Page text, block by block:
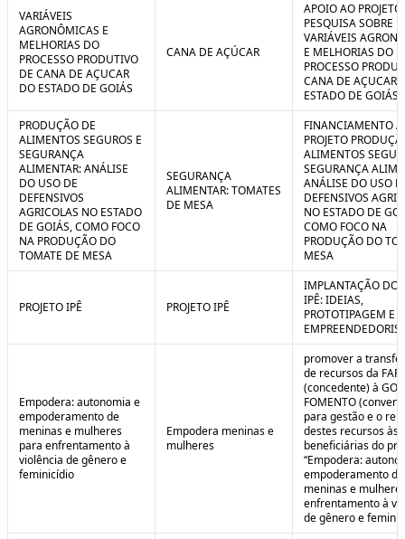
VARIÁVEIS
AGRONÔMICAS E
MELHORIAS DO
PROCESSO PRODUTIVO
DE CANA DE AÇUCAR
DO ESTADO DE GOIÁS
CANA DE AÇÚCAR
APOIO AO
PESQUISA SOBRE
VARIÁVEIS
E MELHORIAS DO
PROCESSO
CANA DE AÇUCAR
ESTADO DE GOIÁS
PRODUÇÃO DE
ALIMENTOS SEGUROS E
SEGURANÇA
ALIMENTAR: ANÁLISE
DO USO DE
DEFENSIVOS
AGRICOLAS NO ESTADO
DE GOIÁS, COMO FOCO
NA PRODUÇÃO DO
TOMATE DE MESA
SEGURANÇA
ALIMENTAR: TOMATES
DE MESA
FINANCIAMENTO
PROJETO
ALIMENTOS
SEGURANÇA
ANÁLISE DO USO
DEFENSIVOS
NO ESTADO DE
COMO FOCO NA
PRODUÇÃO DO
MESA
PROJETO IPÊ PROJETO IPÊ
IMPLANTAÇÃO DO
IPÊ: IDEIAS,
PROTOTIPAGEM E
Empodera: autonomia e
empoderamento de
meninas e mulheres
para enfrentamento à
violência de gênero e
feminicídio
Empodera meninas e
mulheres
promover a
de recursos da
(concedente) à
FOMENTO
para gestão e o
destes recursos às
beneficiárias do
“Empodera:
empoderamento de
meninas e
enfrentamento à
de gênero e